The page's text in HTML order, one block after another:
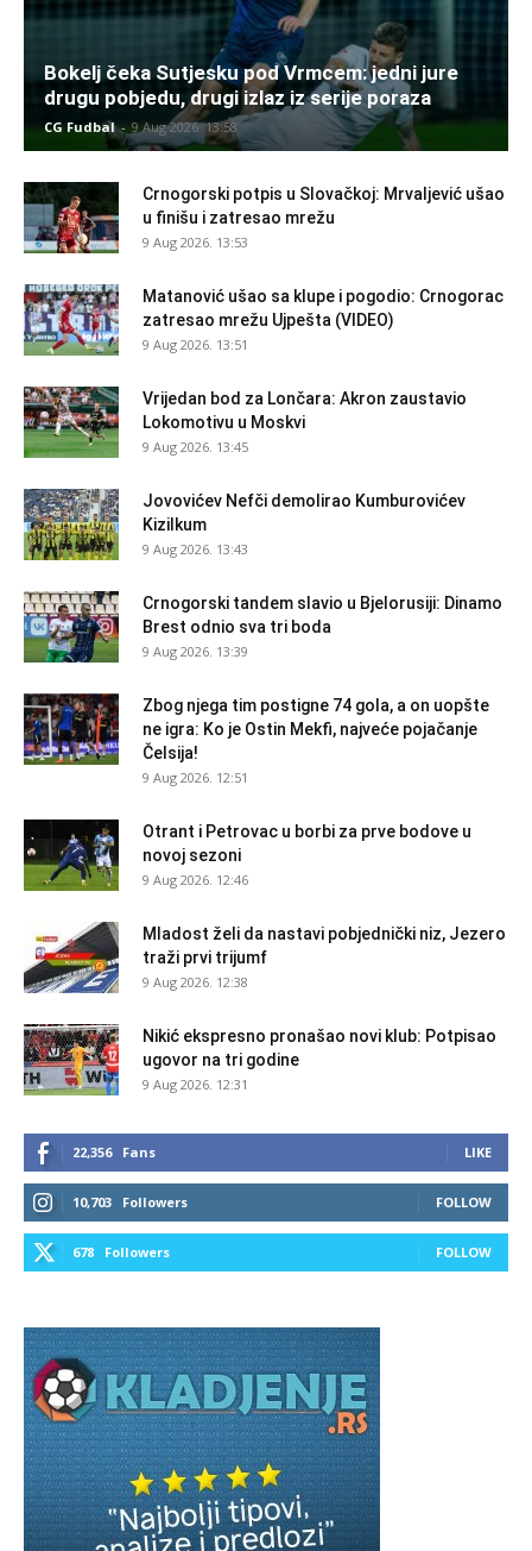
Bokelj čeka Sutjesku pod Vrmcem: jedni jure
drugu pobjedu, drugi izlaz iz serije poraza
CG Fudbal - 9 Aug 2026. 13:58
Crnogorski potpis u Slovačkoj: Mrvaljević ušao
u finišu i zatresao mrežu
9 Aug 2026. 13:53
Matanović ušao sa klupe i pogodio: Crnogorac
zatresao mrežu Ujpešta (VIDEO)
9 Aug 2026. 13:51
Vrijedan bod za Lončara: Akron zaustavio
Lokomotivu u Moskvi
9 Aug 2026. 13:45
Jovovićev Nefči demolirao Kumburovićev
Kizilkum
9 Aug 2026. 13:43
Crnogorski tandem slavio u Bjelorusiji: Dinamo
Brest odnio sva tri boda
9 Aug 2026. 13:39
Zbog njega tim postigne 74 gola, a on uopšte
ne igra: Ko je Ostin Mekfi, najveće pojačanje
Čelsija!
9 Aug 2026. 12:51
Otrant i Petrovac u borbi za prve bodove u
novoj sezoni
9 Aug 2026. 12:46
Mladost želi da nastavi pobjednički niz, Jezero
traži prvi trijumf
9 Aug 2026. 12:38
Nikić ekspresno pronašao novi klub: Potpisao
ugovor na tri godine
9 Aug 2026. 12:31
22,356 Fans LIKE
10,703 Followers FOLLOW
678 Followers FOLLOW